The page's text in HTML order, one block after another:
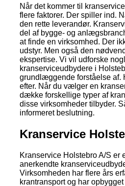
Når det kommer til
flere faktorer. Der spiller ind.
den rette leverandør.
del af bygge- og
at finde en virksomhed. Der
udstyr. Men også den
ekspertise. Vi vil udforske
kranserviceudbydere i
grundlæggende forståelse af.
efter. Når du vælger en
dække forskellige typer af
disse virksomheder tilbyder.
informeret beslutning.
Kranservice
Kranservice Holstebro A/S er
anerkendte
Virksomheden har flere års
krantransport og har